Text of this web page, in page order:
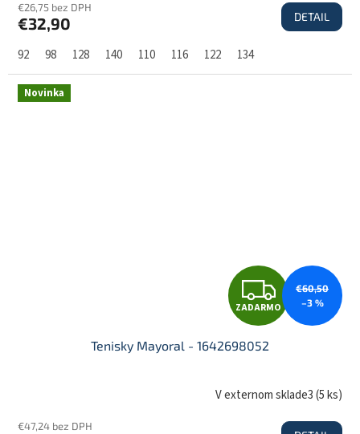
A
R
€26,75 bez DPH
€32,90 DETAIL
92 98 128 140 110 116 122 134
Novinka
Z
D
ZADARMO
€60,50
–3 %
Tenisky Mayoral - 1642698052
V externom sklade3(5 ks)
€47,24 bez DPH